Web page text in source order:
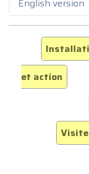
English version
et action